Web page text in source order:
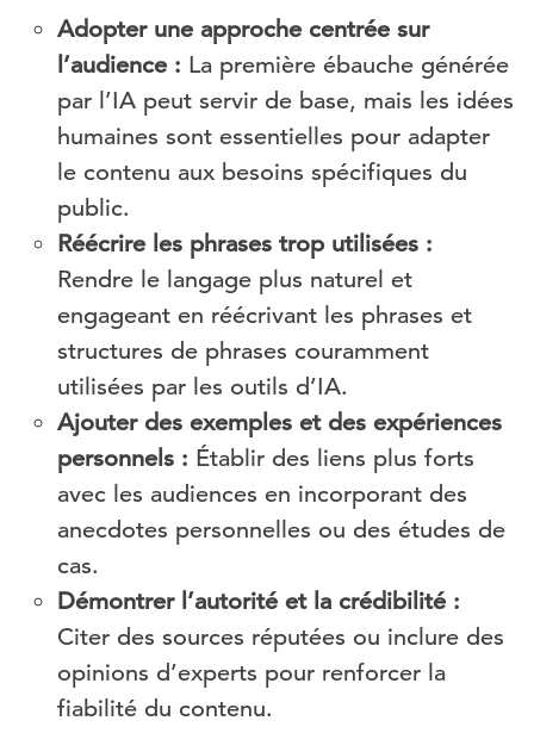
Adopter une approche centrée sur
l’audience : La première ébauche générée
par l’IA peut servir de base, mais les idées
humaines sont essentielles pour adapter
le contenu aux besoins spécifiques du
public.
Réécrire les phrases trop utilisées :
Rendre le langage plus naturel et
engageant en réécrivant les phrases et
structures de phrases couramment
utilisées par les outils d’IA.
Ajouter des exemples et des expériences
personnels : Établir des liens plus forts
avec les audiences en incorporant des
anecdotes personnelles ou des études de
cas.
Démontrer l’autorité et la crédibilité :
Citer des sources réputées ou inclure des
opinions d’experts pour renforcer la
fiabilité du contenu.